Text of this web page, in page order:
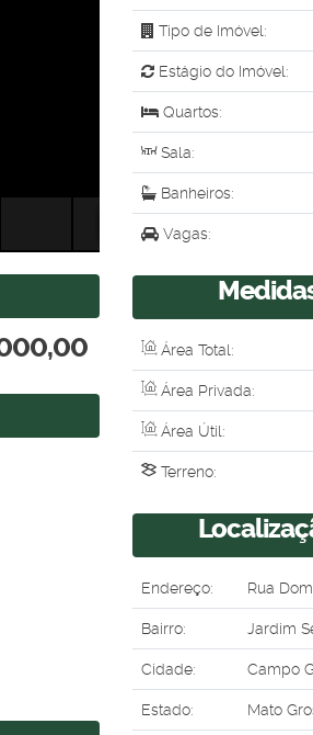
Tipo de Imóvel:
Estágio do Imóvel:
Quartos:
Sala:
Banheiros:
Vagas:
Área Total:
Área Privada:
Área Útil:
Terreno:
Endereço: Rua
Bairro: Jardim
Cidade: Campo
Estado: Mato